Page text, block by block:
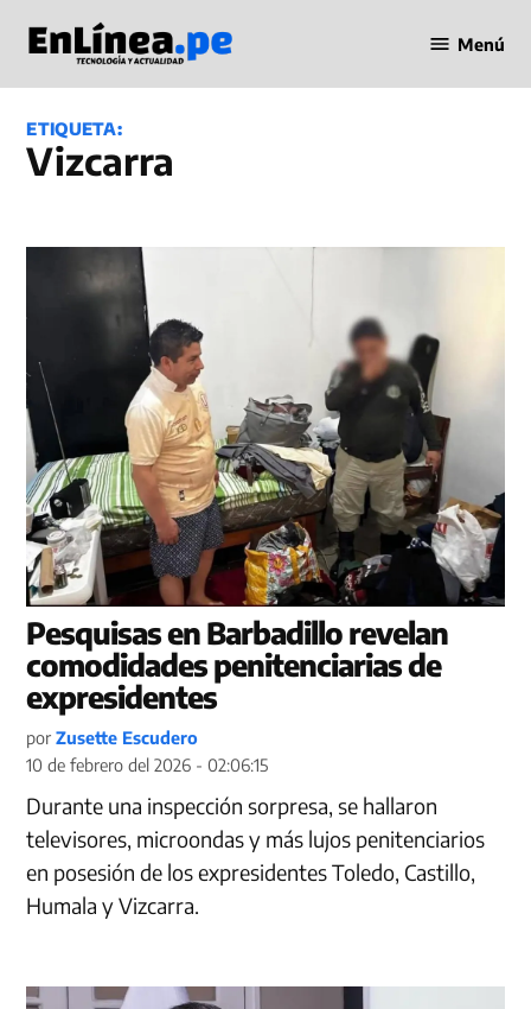
contenido
en Línea
Menú
ETIQUETA:
Vizcarra
Pesquisas en Barbadillo revelan
comodidades penitenciarias de
expresidentes
por Zusette Escudero
10 de febrero del 2026 - 02:06:15
Durante una inspección sorpresa, se hallaron
televisores, microondas y más lujos penitenciarios
en posesión de los expresidentes Toledo, Castillo,
Humala y Vizcarra.